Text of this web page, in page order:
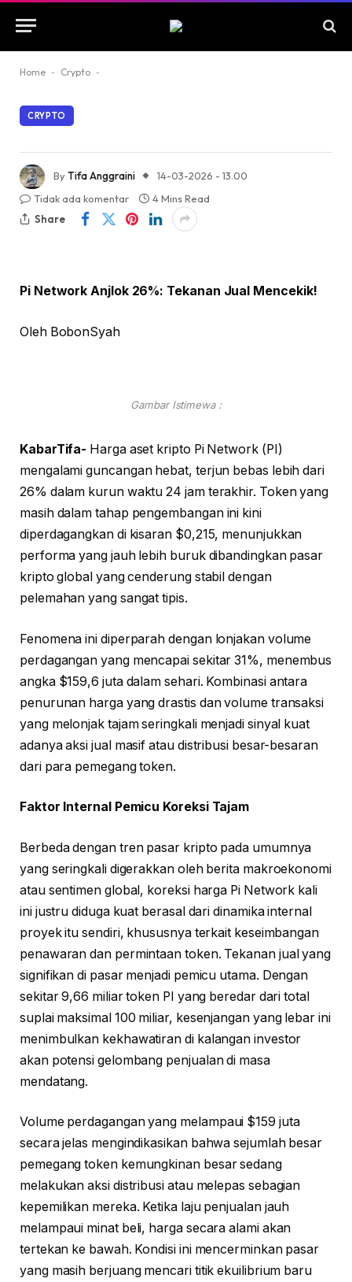
Home - Crypto -
CRYPTO
ByTifa Anggraini
14-03-2026 - 13.00
Tidak ada komentar
4 Mins Read
Share
Pi Network Anjlok 26%: Tekanan Jual Mencekik!
Oleh BobonSyah
Gambar Istimewa :
KabarTifa- Harga aset kripto Pi Network (PI)
mengalami guncangan hebat, terjun bebas lebih dari
26% dalam kurun waktu 24 jam terakhir. Token yang
masih dalam tahap pengembangan ini kini
diperdagangkan di kisaran $0,215, menunjukkan
performa yang jauh lebih buruk dibandingkan pasar
kripto global yang cenderung stabil dengan
pelemahan yang sangat tipis.
Fenomena ini diperparah dengan lonjakan volume
perdagangan yang mencapai sekitar 31%, menembus
angka $159,6 juta dalam sehari. Kombinasi antara
penurunan harga yang drastis dan volume transaksi
yang melonjak tajam seringkali menjadi sinyal kuat
adanya aksi jual masif atau distribusi besar-besaran
dari para pemegang token.
Faktor Internal Pemicu Koreksi Tajam
Berbeda dengan tren pasar kripto pada umumnya
yang seringkali digerakkan oleh berita makroekonomi
atau sentimen global, koreksi harga Pi Network kali
ini justru diduga kuat berasal dari dinamika internal
proyek itu sendiri, khususnya terkait keseimbangan
penawaran dan permintaan token. Tekanan jual yang
signifikan di pasar menjadi pemicu utama. Dengan
sekitar 9,66 miliar token PI yang beredar dari total
suplai maksimal 100 miliar, kesenjangan yang lebar ini
menimbulkan kekhawatiran di kalangan investor
akan potensi gelombang penjualan di masa
mendatang.
Volume perdagangan yang melampaui $159 juta
secara jelas mengindikasikan bahwa sejumlah besar
pemegang token kemungkinan besar sedang
melakukan aksi distribusi atau melepas sebagian
kepemilikan mereka. Ketika laju penjualan jauh
melampaui minat beli, harga secara alami akan
tertekan ke bawah. Kondisi ini mencerminkan pasar
yang masih berjuang mencari titik ekuilibrium baru